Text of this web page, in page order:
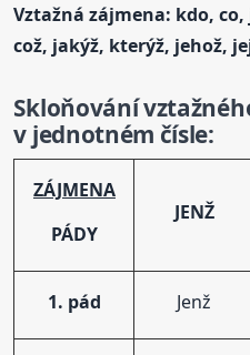
Vztažnázájmena: kdo,
což, jakýž, kterýž, jehož,
Skloňování
v jednotném čísle:
ZÁJMENA
PÁDY
JENŽ
1. pád Jenž